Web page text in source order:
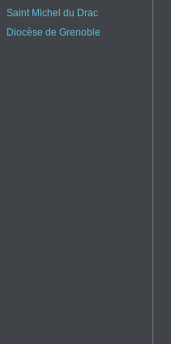
Saint Michel du Drac
Diocèse de Grenoble